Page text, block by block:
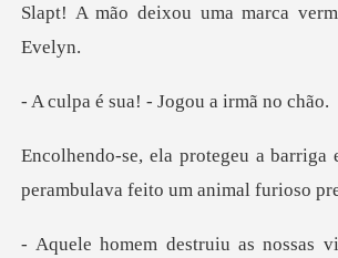
uma marca
ua! - Jogou a
a
perambulava feito
s nossas